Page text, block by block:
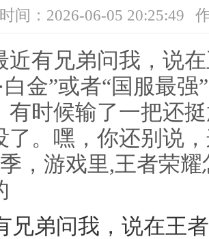
时间：2026-06-05 20:25:49
近有兄弟问我，说
白金”或者“国服最
有时候输了一把还
了。嘿，你还别说
，游戏里,王者荣
兄弟问我，说在王